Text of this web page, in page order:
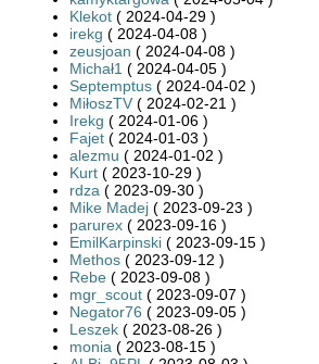
Klekot ( 2024-04-29 )
irekg ( 2024-04-08 )
zeusjoan ( 2024-04-08 )
Michał1 ( 2024-04-05 )
Septemptus ( 2024-04-02 )
MiłoszTV ( 2024-02-21 )
Irekg ( 2024-01-06 )
Fajet ( 2024-01-03 )
alezmu ( 2024-01-02 )
Kurt ( 2023-10-29 )
rdza ( 2023-09-30 )
Mike Madej ( 2023-09-23 )
parurex ( 2023-09-16 )
EmilKarpinski ( 2023-09-15 )
Methos ( 2023-09-12 )
Rebe ( 2023-09-08 )
mgr_scout ( 2023-09-07 )
Negator76 ( 2023-09-05 )
Leszek ( 2023-08-26 )
monia ( 2023-08-15 )